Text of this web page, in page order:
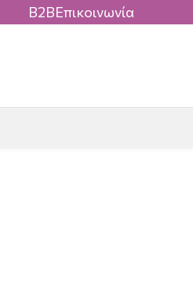
B2BΕπικοινωνία